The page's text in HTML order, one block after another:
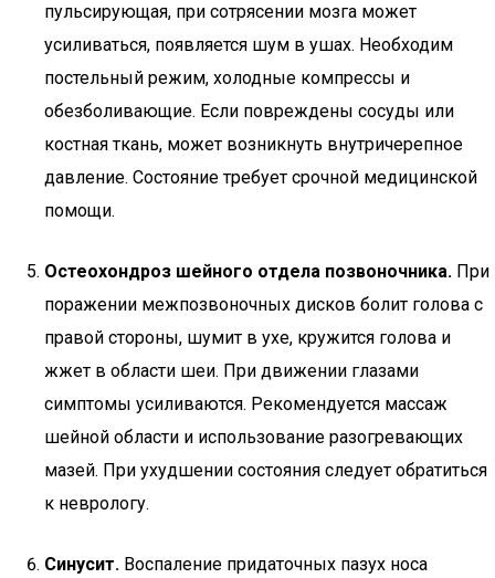
пульсирующая, при сотрясении мозга может
усиливаться, появляется шум в ушах. Необходим
постельный режим, холодные компрессы и
обезболивающие. Если повреждены сосуды или
костная ткань, может возникнуть внутричерепное
давление. Состояние требует срочной медицинской
помощи.
Остеохондроз шейного отдела позвоночника. При
поражении межпозвоночных дисков болит голова с
правой стороны, шумит в ухе, кружится голова и
жжет в области шеи. При движении глазами
симптомы усиливаются. Рекомендуется массаж
шейной области и использование разогревающих
мазей. При ухудшении состояния следует обратиться
к неврологу.
Синусит. Воспаление придаточных пазух носа